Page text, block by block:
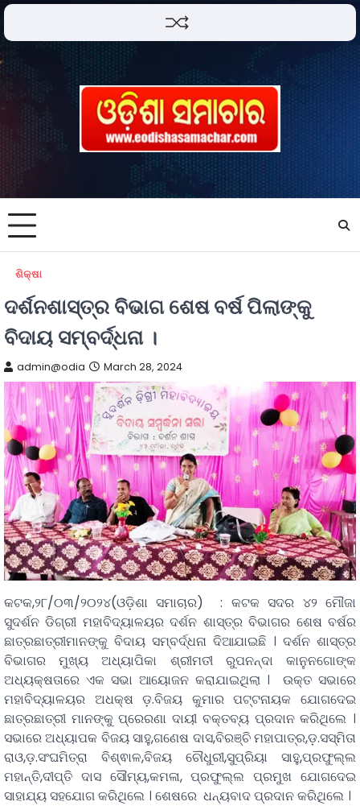
ଶିକ୍ଷା
ଦର୍ଶନଶାସ୍ତ୍ର ବିଭାଗ ଶେଷ ବର୍ଷ ପିଲାଙ୍କୁ
ବିଦାୟ ସମ୍ବର୍ଦ୍ଧନା ।
admin@odia March 28, 2024
କଟକ,୨୮/୦୩/୨୦୨୪(ଓଡ଼ିଶା ସମାଚାର) : କଟକ ସଦର ୪୨ ମୌଜା
ସୁଦର୍ଶନ ଡିଗ୍ରୀ ମହାବିଦ୍ୟାଳୟର ଦର୍ଶନ ଶାସ୍ତ୍ର ବିଭାଗର ଶେଷ ବର୍ଷର
ଛାତ୍ରଛାତ୍ରୀମାନଙ୍କୁ ବିଦାୟ ସମ୍ବର୍ଦ୍ଧନା ଦିଆଯାଇଛି । ଦର୍ଶନ ଶାସ୍ତ୍ର
ବିଭାଗର ମୁଖ୍ୟ ଅଧ୍ୟାପିକା ଶ୍ରୀମତୀ ରୁପନନ୍ଦା କାନୁନଗୋଙ୍କ
ଅଧ୍ୟକ୍ଷତାରେ ଏକ ସଭା ଆୟୋଜନ କରାଯାଇଥିଲା । ଉକ୍ତ ସଭାରେ
ମହାବିଦ୍ୟାଳୟର ଅଧକ୍ଷ ଡ଼.ବିଜୟ କୁମାର ପଟ୍ଟନାୟକ ଯୋଗଦେଇ
ଛାତ୍ରଛାତ୍ରୀ ମାନଙ୍କୁ ପ୍ରେରଣା ଦାୟୀ ବକ୍ତବ୍ୟ ପ୍ରଦାନ କରିଥିଲେ ।
ସଭାରେ ଅଧ୍ୟାପକ ବିଜୟ ସାହୁ,ଗଣେଷ ଦାସ,ବିରଞ୍ଚି ମହାପାତ୍ର,ଡ଼.ସସ୍ମିତା
ରାଓ,ଡ଼.ସଂଘମିତ୍ରା ବିଶ୍ଵାଳ,ବିଜୟ ଚୌଧୁରୀ,ସୁପ୍ରିୟା ସାହୁ,ପ୍ରଫୁଲ୍ଲ
ମହାନ୍ତି,ଦୀପ୍ତି ଦାସ ସୌମ୍ୟ,କମଳା, ପ୍ରଫୁଲ୍ଲ ପ୍ରମୁଖ ଯୋଗଦେଇ
ସାହାଯ୍ୟ ସହଯୋଗ କରିଥିଲେ । ଶେଷରେ ଧନ୍ୟବାଦ ପ୍ରଦାନ କରିଥିଲେ ।